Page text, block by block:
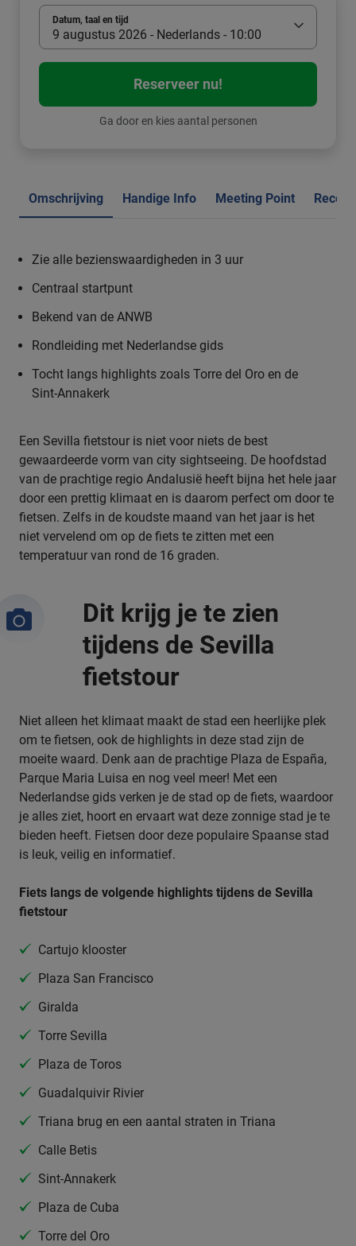
Datum, taal en tijd
9 augustus 2026 - Nederlands - 10:00
Reserveer nu!
Ga door en kies aantal personen
Omschrijving Handige Info Meeting Point
Zie alle bezienswaardigheden in 3 uur
Centraal startpunt
Bekend van de ANWB
Rondleiding met Nederlandse gids
Tocht langs highlights zoals Torre del Oro en de
Sint-Annakerk
Een Sevilla fietstour is niet voor niets de best
gewaardeerde vorm van city sightseeing. De hoofdstad
van de prachtige regio Andalusië heeft bijna het hele jaar
door een prettig klimaat en is daarom perfect om door te
fietsen. Zelfs in de koudste maand van het jaar is het
niet vervelend om op de fiets te zitten met een
temperatuur van rond de 16 graden.
Dit krijg je te zien
tijdens de Sevilla
fietstour
Niet alleen het klimaat maakt de stad een heerlijke plek
om te fietsen, ook de highlights in deze stad zijn de
moeite waard. Denk aan de prachtige Plaza de España,
Parque Maria Luisa en nog veel meer! Met een
Nederlandse gids verken je de stad op de fiets, waardoor
je alles ziet, hoort en ervaart wat deze zonnige stad je te
bieden heeft. Fietsen door deze populaire Spaanse stad
is leuk, veilig en informatief.
Fiets langs de volgende highlights tijdens de Sevilla
fietstour
Cartujo klooster
Plaza San Francisco
Giralda
Torre Sevilla
Plaza de Toros
Guadalquivir Rivier
Triana brug en een aantal straten in Triana
Calle Betis
Sint-Annakerk
Plaza de Cuba
Torre del Oro